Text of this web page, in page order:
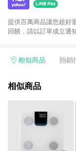
提供百萬商品讓您超好
回饋，請以訂單成立通知為準 1. 請注意以下品類商
電玩/遊戲/相機/單眼/
的購回饋活動享Yahoo
3. 訂單回饋金額將扣
價券等虛擬貨幣折抵
有相關事證認定您為大
相似商品 熱銷
相似商品